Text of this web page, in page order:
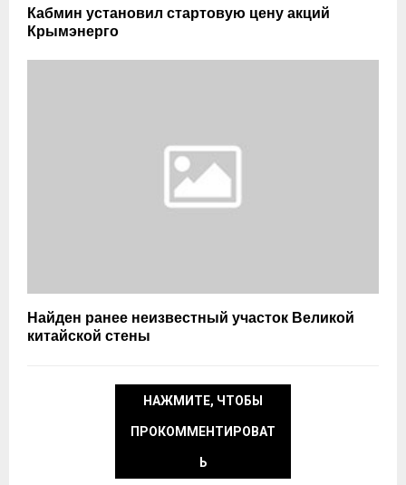
Кабмин установил стартовую цену акций
Крымэнерго
Найден ранее неизвестный участок Великой
китайской стены
НАЖМИТЕ, ЧТОБЫ
ПРОКОММЕНТИРОВАТ
Ь